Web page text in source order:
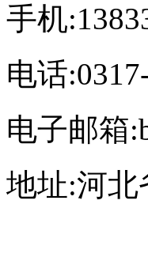
手机
电话
电子邮箱
地址:河北